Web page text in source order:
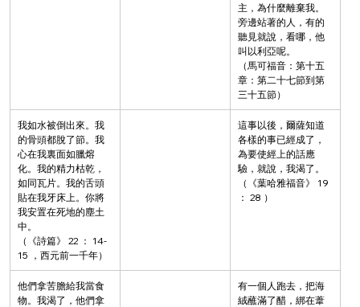
主，為什麼離棄我。
旁邊站著的人，有的
聽見就說，看哪，他
叫以利亞呢。
（馬可福音：第十五
章：第二十七節到第
三十五節）
我如水被倒出來。我
的骨頭都脫了節。我
心在我裏面如臘熔
化。我的精力枯乾，
如同瓦片。我的舌頭
貼在我牙床上。你將
我安置在死地的塵土
中。
（《詩篇》 22 ： 14-
15 ，西元前一千年）
這事以後，爾薩知道
各樣的事已經成了，
為要使經上的話應
驗，就說，我渴了。
（《葉哈雅福音》 19
： 28 ）
他們拿苦膽給我當食
物。我渴了，他們拿
有一個人跑去，把海
絨蘸滿了醋，綁在葦